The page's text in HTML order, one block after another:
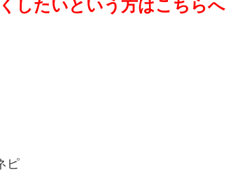
したいという方はこちらへ
ピ